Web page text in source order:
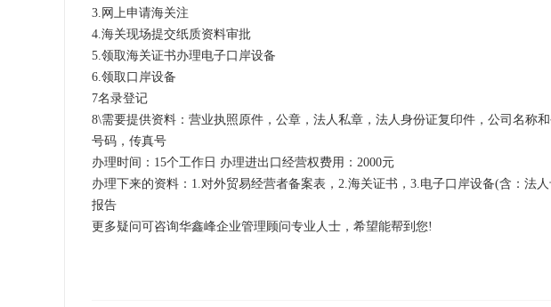
3.网上申请海关注
4.海关现场提交纸质资料审批
5.领取海关证书办理电子口岸设备
6.领取口岸设备
7名录登记
8\需要提供资料：营业执照原件，公章，法人私章，法人身份证复印件，公司名称
号码，传真号
办理时间：15个工作日 办理进出口经营权费用：2000元
办理下来的资料：1.对外贸易经营者备案表，2.海关证书，3.电子口岸设备(含：法
报告
更多疑问可咨询华鑫峰企业管理顾问专业人士，希望能帮到您!